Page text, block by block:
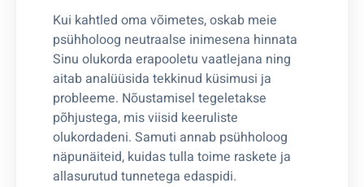
Kui kahtled oma võimetes, oskab meie
psühholoog neutraalse inimesena hinnata
Sinu olukorda erapooletu vaatlejana ning
aitab analüüsida tekkinud küsimusi ja
probleeme. Nõustamisel tegeletakse
põhjustega, mis viisid keeruliste
olukordadeni. Samuti annab psühholoog
näpunäiteid, kuidas tulla toime raskete ja
allasurutud tunnetega edaspidi.